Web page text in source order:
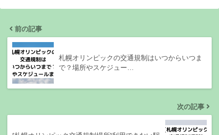
前の記事
札幌オリンピックの交通規制はいつからいつま
で？場所やスケジュー…
次の記事